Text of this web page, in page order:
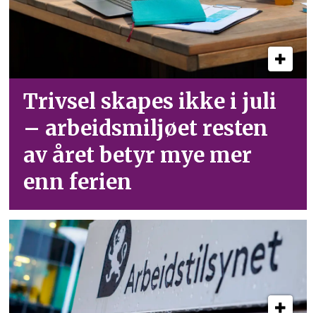
Trivsel skapes ikke i juli
– arbeid­smiljøet resten
av året betyr mye mer
enn ferien